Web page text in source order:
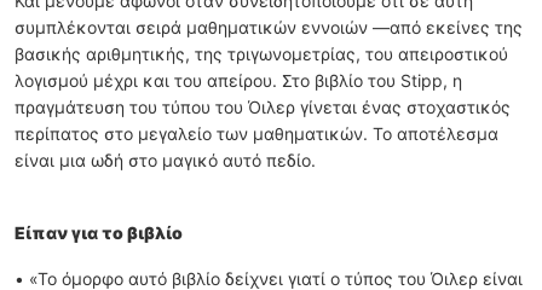
συμπλέκονται σειρά μαθηματικών εννοιών —από εκείνες της
βασικής αριθμητικής, της τριγωνομετρίας, του απειροστικού
λογισμού μέχρι και του απείρου. Στο βιβλίο του Stipp, η
πραγμάτευση του τύπου του Όιλερ γίνεται ένας στοχαστικός
περίπατος στο μεγαλείο των μαθηματικών. Το αποτέλεσμα
είναι μια ωδή στο μαγικό αυτό πεδίο.
Είπαν για το βιβλίο
• «Το όμορφο αυτό βιβλίο δείχνει γιατί ο τύπος του Όιλερ είναι